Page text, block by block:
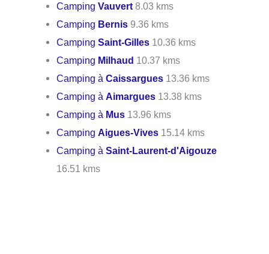
CampingVauvert 8.03 kms
Camping Bernis 9.36 kms
CampingSaint-Gilles 10.36 kms
Camping Milhaud 10.37 kms
Camping àCaissargues 13.36 kms
Camping àAimargues 13.38 kms
Camping à Mus 13.96 kms
CampingAigues-Vives 15.14 kms
Camping àSaint-Laurent-d'Aigouze
16.51 kms